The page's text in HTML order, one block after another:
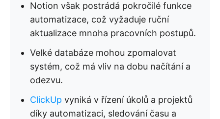
Notion však postrádá pokročilé funkce
automatizace, což vyžaduje ruční
aktualizace mnoha pracovních postupů.
Velké databáze mohou zpomalovat
systém, což má vliv na dobu načítání a
odezvu.
ClickUp vyniká v řízení úkolů a projektů
díky automatizaci, sledování času a